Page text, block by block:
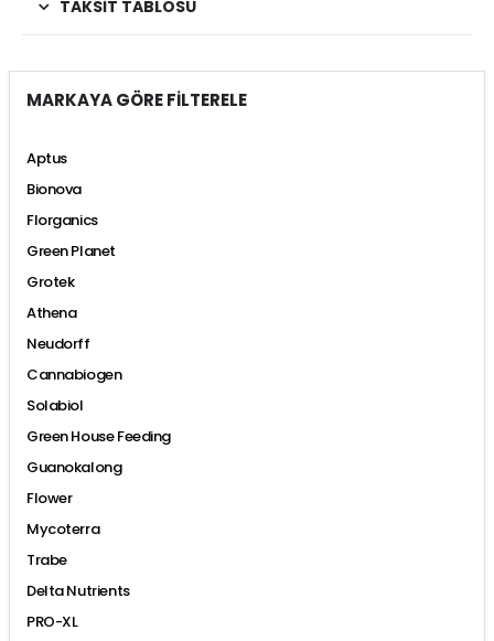
TAKSIT TABLOSU
MARKAYA GÖRE FİLTERELE
Aptus
Bionova
Florganics
Green Planet
Grotek
Athena
Neudorff
Cannabiogen
Solabiol
Green House Feeding
Guanokalong
Flower
Mycoterra
Trabe
Delta Nutrients
PRO-XL